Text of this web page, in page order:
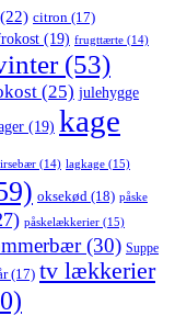
(22) citron (17)
(19) frugttærte (14)
(53)
(25) julehygge
(19) kage
(14) lagkage (15)
oksekød (18) påske
påskelækkerier (15)
(30) Suppe
(17) tv lækkerier